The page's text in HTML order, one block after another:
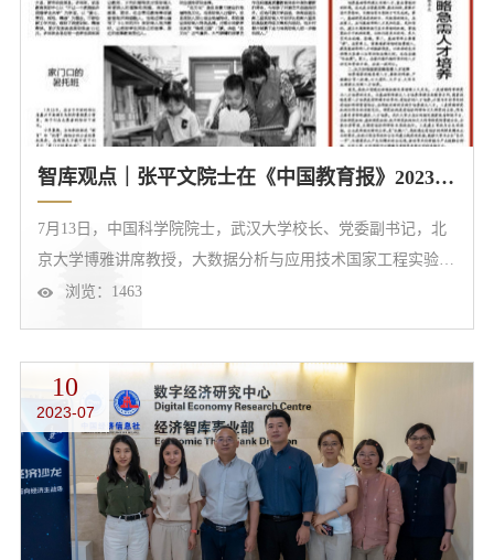
智库观点｜张平文院士在《中国教育报》2023年07月13日第3版发表署名文章《加强拔尖创新人才和国家战略急需人才培养》
7月13日，中国科学院院士，武汉大学校长、党委副书记，北
京大学博雅讲席教授，大数据分析与应用技术国家工程实验室
主任张平文院士在《中国教育报》2023年07月13日第3版发表
为基础研究的主力军、人才培养的主阵地，要切实增强加快建
设教育强国、服务中华民族伟大复兴的责任感和使命感，以立
德树人为根本、以学科建...
浏览： 1463
10
2023-07